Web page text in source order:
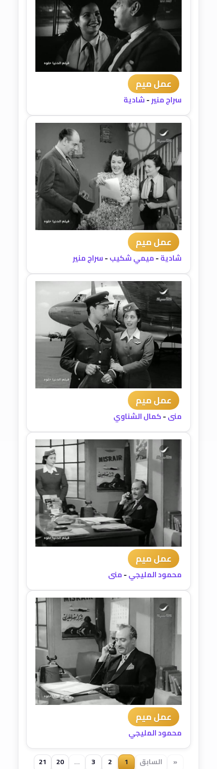
عمل ميم
سراج منير-شادية
عمل ميم
شادية-ميمي شكيب-سراج منير
عمل ميم
منى-كمال الشناوي
عمل ميم
محمود المليجي-منى
عمل ميم
محمود المليجي
« السابق 1
2
3
...
20
21